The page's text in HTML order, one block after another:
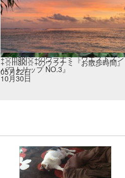
+☆maki☆+のウラナミ『お散歩時間』
05月22日
+☆maki☆+のウラナミ『ウエストスン
バワトリップ NO.3』
10月30日